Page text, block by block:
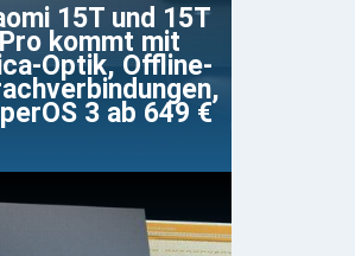
15T und 15T
Pro kommt mit
Optik, Offline-
3 ab 649 €